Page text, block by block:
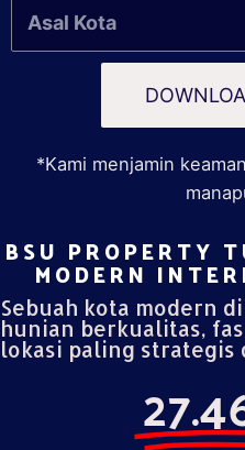
*Kami menjamin
BSU PROPERTY
MODERN
Sebuah kota modern
hunian berkualitas,
lokasi paling strategis